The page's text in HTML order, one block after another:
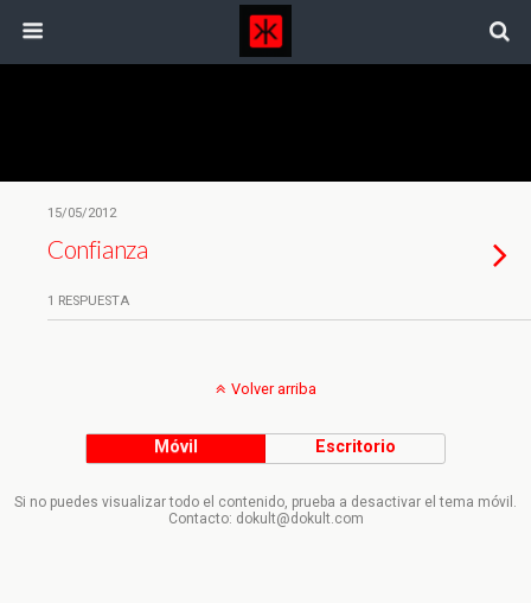
15/05/2012
Confianza
1 RESPUESTA
Volver arriba
Móvil Escritorio
Si no puedes visualizar todo el contenido, prueba a desactivar el tema móvil.
Contacto: dokult@dokult.com